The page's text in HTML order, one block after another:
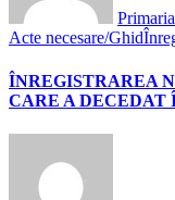
Acte necesare/Ghid
ÎNREGISTRAREA
CARE A DECEDAT